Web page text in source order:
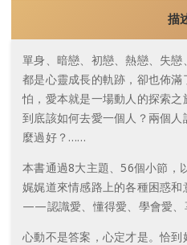
描
單身、暗戀、初戀、熱戀、失
都是心靈成長的軌跡，卻也佈
怕，愛本就是一場動人的探索之
到底該如何去愛一個人？兩個
麼過好？……
本書通過8大主題、56個小節，
娓娓道來情感路上的各種困惑
——認識愛、懂得愛、學會愛、
心動不是答案，心定才是。恰